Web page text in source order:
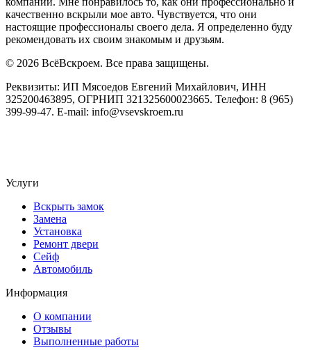
качественно вскрыли мое авто. Чувствуется, что они
настоящие профессионалы своего дела. Я определенно буду
рекомендовать их своим знакомым и друзьям.
© 2026 ВсёВскроем. Все права защищены.
Реквизиты: ИП Мясоедов Евгений Михайлович, ИНН
325200463895, ОГРНИП 321325600023665. Телефон: 8 (965)
399-99-47. E-mail: info@vsevskroem.ru
Услуги
Вскрыть замок
Замена
Установка
Ремонт двери
Сейф
Автомобиль
Информация
О компании
Отзывы
Выполненные работы